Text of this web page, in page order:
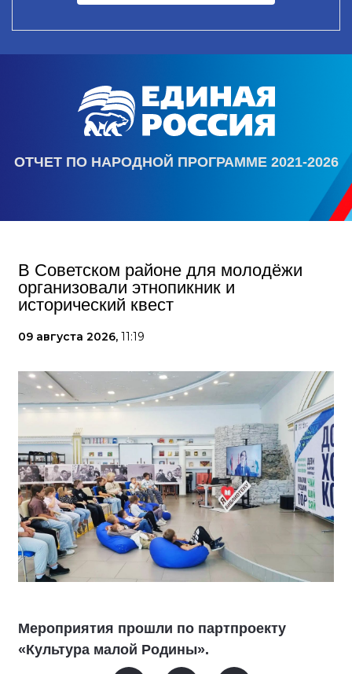
ОТЧЕТ ПО НАРОДНОЙ ПРОГРАММЕ 2021-2026
В Советском районе для молодёжи
организовали этнопикник и
исторический квест
09 августа 2026, 11:19
Мероприятия прошли по партпроекту
«Культура малой Родины».